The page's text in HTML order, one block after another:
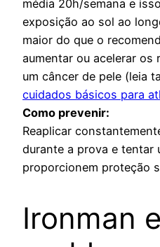
média 20h/semana e
exposição ao sol ao
maior do que o
aumentar ou acelerar os
um câncer de pele (leia
cuidados básicos para
Como prevenir:
Reaplicar
durante a prova e tentar
proporcionem proteção
Ironman e